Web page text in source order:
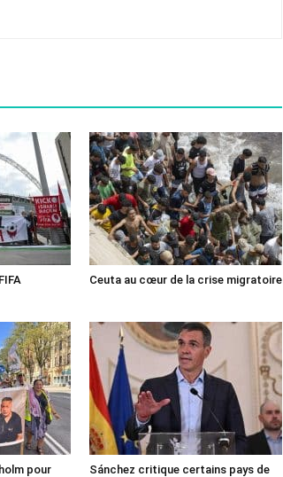
Ceuta au cœur de la crise migratoire
pour
Sánchez critique certains pays de